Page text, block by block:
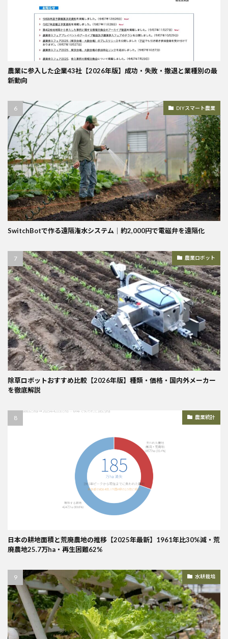
農業に参入した企業43社【2026年版】成功・失敗・撤退と業種別の最
新動向
DIYスマート農業
SwitchBotで作る遠隔潅水システム｜約2,000円で電磁弁を遠隔化
農業ロボット
除草ロボットおすすめ比較【2026年版】種類・価格・国内外メーカー
を徹底解説
農業統計
日本の耕地面積と荒廃農地の推移【2025年最新】1961年比30%減・荒
廃農地25.7万ha・再生困難62%
水耕栽培